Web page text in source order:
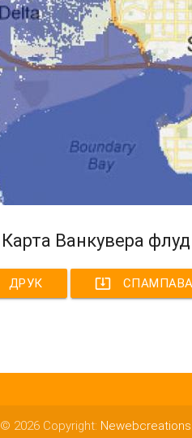
Карта Ванкувера флуд
ДРУК system_update_alt
© 2026 Copyright: Newebcreations